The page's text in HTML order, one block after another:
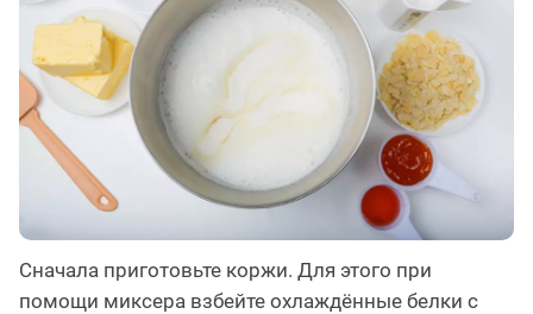
Сначала приготовьте коржи. Для этого при
помощи миксера взбейте охлаждённые белки с